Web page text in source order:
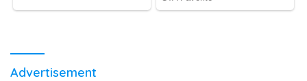
Advertisement